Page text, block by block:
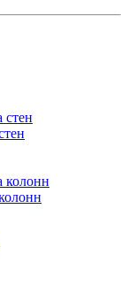
стен
колонн